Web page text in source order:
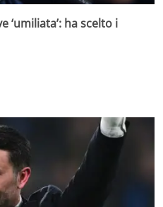
‘umiliata’: ha scelto i